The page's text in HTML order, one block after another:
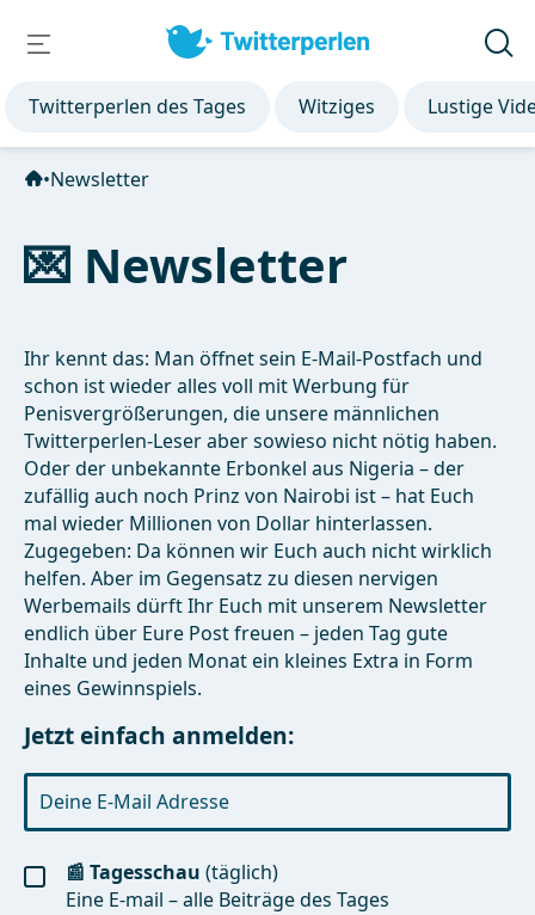
Twitterperlen des Tages Witziges Lustige
•Newsletter
💌 Newsletter
Ihr kennt das: Man öffnet sein E-Mail-Postfach und
schon ist wieder alles voll mit Werbung für
Penisvergrößerungen, die unsere männlichen
Twitterperlen-Leser aber sowieso nicht nötig haben.
Oder der unbekannte Erbonkel aus Nigeria – der
zufällig auch noch Prinz von Nairobi ist – hat Euch
mal wieder Millionen von Dollar hinterlassen.
Zugegeben: Da können wir Euch auch nicht wirklich
helfen. Aber im Gegensatz zu diesen nervigen
Werbemails dürft Ihr Euch mit unserem Newsletter
endlich über Eure Post freuen – jeden Tag gute
Inhalte und jeden Monat ein kleines Extra in Form
eines Gewinnspiels.
Jetzt einfach anmelden:
📰 Tagesschau (täglich)
Eine E-mail – alle Beiträge des Tages